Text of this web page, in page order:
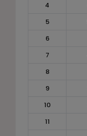
4
5
6
7
8
9
10
11